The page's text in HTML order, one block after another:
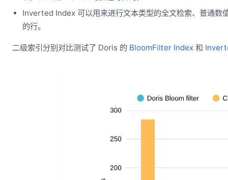
Inverted Index 可以用来进行文本类型的全文检索、普通数
的行。
二级索引分别对比测试了 Doris 的 BloomFilter Index 和